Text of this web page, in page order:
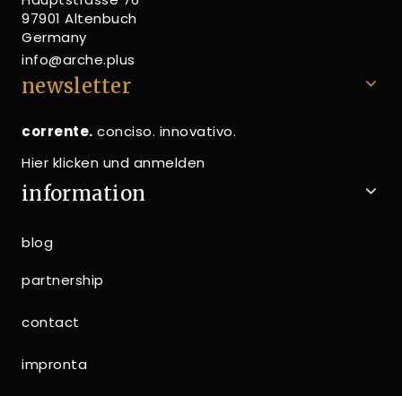
97901 Altenbuch
Germany
info@arche.plus
newsletter
corrente. conciso. innovativo.
Hier klicken und anmelden
information
blog
partnership
contact
impronta